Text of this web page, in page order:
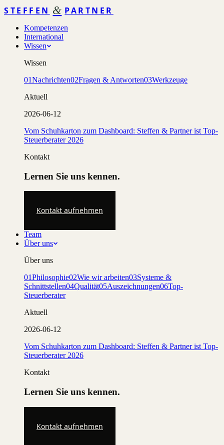
STEFFEN & PARTNER
Kompetenzen
International
Wissen
Wissen
01Nachrichten02Fragen & Antworten03Werkzeuge
Aktuell
2026-06-12
Vom Schuhkarton zum Dashboard: Steffen & Partner ist Top-
Steuerberater 2026
Kontakt
Lernen Sie uns kennen.
Kontakt aufnehmen
Team
Über uns
Über uns
01Philosophie02Wie wir arbeiten03Systeme &
Schnittstellen04Qualität05Auszeichnungen06Top-
Steuerberater
Aktuell
2026-06-12
Vom Schuhkarton zum Dashboard: Steffen & Partner ist Top-
Steuerberater 2026
Kontakt
Lernen Sie uns kennen.
Kontakt aufnehmen